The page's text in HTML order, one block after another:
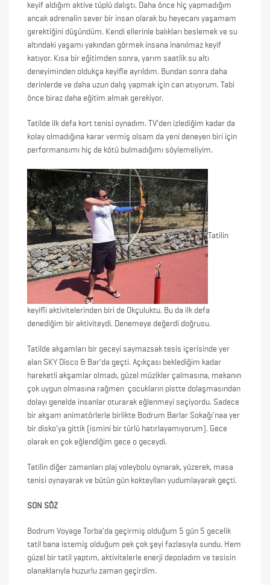
keyif aldığım aktive tüplü dalıştı. Daha önce hiç yapmadığım
ancak adrenalin sever bir insan olarak bu heyecanı yaşamam
gerektiğini düşündüm. Kendi ellerinle balıkları beslemek ve su
altındaki yaşamı yakından görmek insana inanılmaz keyif
katıyor. Kısa bir eğitimden sonra, yarım saatlik su altı
deneyiminden oldukça keyifle ayrıldım. Bundan sonra daha
derinlerde ve daha uzun dalış yapmak için can atıyorum. Tabi
önce biraz daha eğitim almak gerekiyor.
Tatilde ilk defa kort tenisi oynadım. TV’den izlediğim kadar da
kolay olmadığına karar vermiş olsam da yeni deneyen biri için
performansımı hiç de kötü bulmadığımı söylemeliyim.
Tatilin
keyifli aktivitelerinden biri de Okçuluktu. Bu da ilk defa
denediğim bir aktiviteydi. Denemeye değerdi doğrusu.
Tatilde akşamları bir geceyi saymazsak tesis içerisinde yer
alan SKY Disco & Bar’da geçti. Açıkçası beklediğim kadar
hareketli akşamlar olmadı, güzel müzikler çalmasına, mekanın
çok uygun olmasına rağmen çocukların pistte dolaşmasından
dolayı genelde insanlar oturarak eğlenmeyi seçiyordu. Sadece
bir akşam animatörlerle birlikte Bodrum Barlar Sokağı’naa yer
bir disko’ya gittik (ismini bir türlü hatırlayamıyorum). Gece
olarak en çok eğlendiğim gece o geceydi.
Tatilin diğer zamanları plaj voleybolu oynarak, yüzerek, masa
tenisi oynayarak ve bütün gün kokteylları yudumlayarak geçti.
SON SÖZ
Bodrum Voyage Torba’da geçirmiş olduğum 5 gün 5 gecelik
tatil bana istemiş olduğum pek çok şeyi fazlasıyla sundu. Hem
güzel bir tatil yaptım, aktivitelerle enerji depoladım ve tesisin
olanaklarıyla huzurlu zaman geçirdim.